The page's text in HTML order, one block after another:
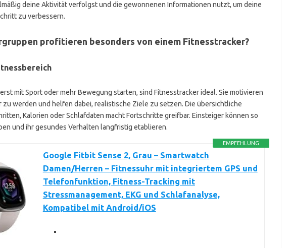
deine Aktivität verfolgst und die gewonnenen Informationen nutzt, um deine
zu verbessern.
profitieren besonders von einem Fitnesstracker?
mit Sport oder mehr Bewegung starten, sind Fitnesstracker ideal. Sie motivieren
zu werden und helfen dabei, realistische Ziele zu setzen. Die übersichtliche
Kalorien oder Schlafdaten macht Fortschritte greifbar. Einsteiger können so
und ihr gesundes Verhalten langfristig etablieren.
EMPFEHLUNG
Google Fitbit Sense 2, Grau – Smartwatch
Damen/Herren – Fitnessuhr mit integriertem GPS und
Telefonfunktion, Fitness-Tracking mit
Stressmanagement, EKG und Schlafanalyse,
Kompatibel mit Android/iOS